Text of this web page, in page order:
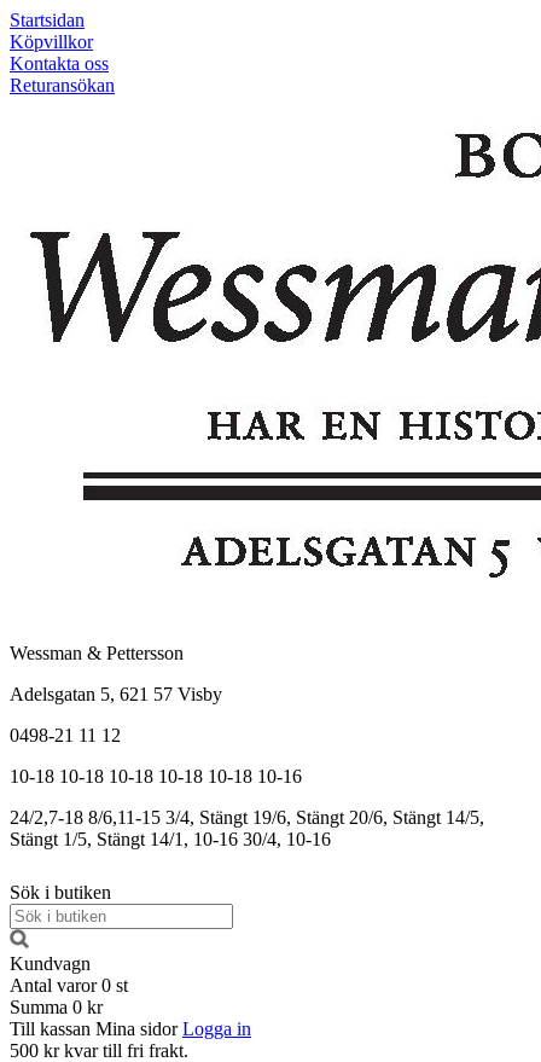
Startsidan
Köpvillkor
Kontakta oss
Returansökan
Wessman & Pettersson
Adelsgatan 5, 621 57 Visby
0498-21 11 12
10-18 10-18 10-18 10-18 10-18 10-16
24/2,7-18 8/6,11-15 3/4, Stängt 19/6, Stängt 20/6, Stängt 14/5,
Stängt 1/5, Stängt 14/1, 10-16 30/4, 10-16
Sök i butiken
Kundvagn
Antal varor 0 st
Summa 0 kr
Till kassan Mina sidor Logga in
500 kr kvar till fri frakt.